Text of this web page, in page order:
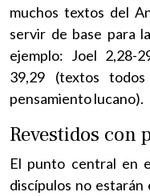
muchos textos del
servir de base para
ejemplo: Joel 2,28-
39,29 (textos
pensamiento lucano).
Revestidos con
El punto central en
discípulos no